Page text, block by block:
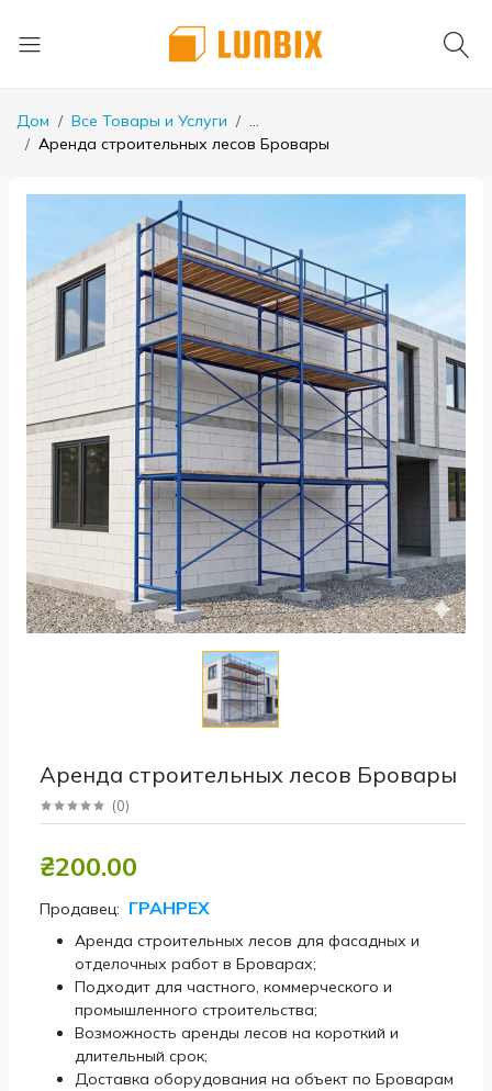
Дом Все Товары и Услуги
...
Аренда строительных лесов Бровары
Аренда строительных лесов Бровары
(0)
₴200.00
Продавец: ГРАНРЕХ
Аренда строительных лесов для фасадных и
отделочных работ в Броварах;
Подходит для частного, коммерческого и
промышленного строительства;
Возможность аренды лесов на короткий и
длительный срок;
Доставка оборудования на объект по Броварам